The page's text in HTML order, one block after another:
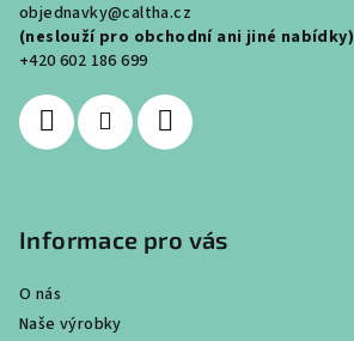
objednavky@caltha.cz
(neslouží pro obchodní ani jiné nabídky)
+420 602 186 699
Informace pro vás
O nás
Naše výrobky